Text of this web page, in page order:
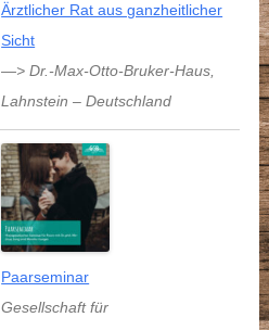
Ärztlicher Rat aus ganzheitlicher
Sicht
—> Dr.-Max-Otto-Bruker-Haus,
Lahnstein –Deutschland
Paarseminar
Gesellschaft für